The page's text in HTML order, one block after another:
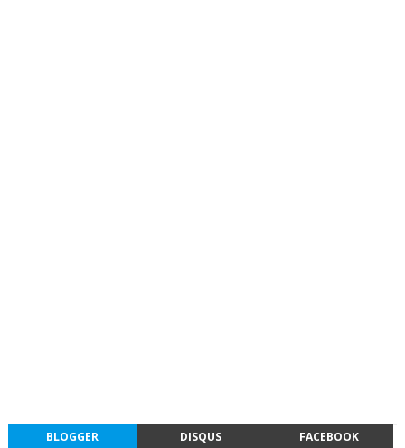
BLOGGER DISQUS FACEBOOK